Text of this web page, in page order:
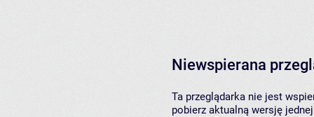
Niewspierana
Ta przeglądarka nie jest
pobierz aktualną wersję